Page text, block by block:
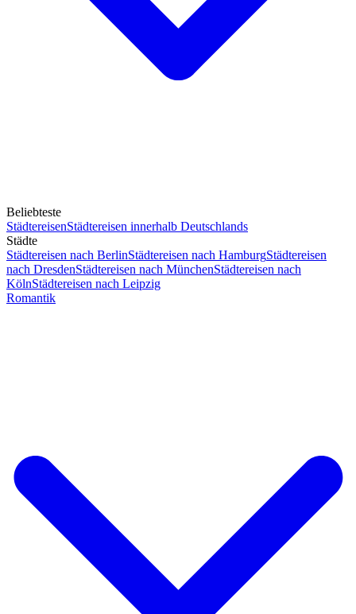
Beliebteste
StädtereisenStädtereisen innerhalb Deutschlands
Städte
Städtereisen nach BerlinStädtereisen nach HamburgStädtereisen
nach DresdenStädtereisen nach MünchenStädtereisen nach
KölnStädtereisen nach Leipzig
Romantik